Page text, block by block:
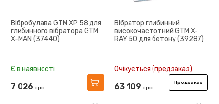
Вібробулава GTM XP 58 для
глибинного вібратора GTM
X-MAN (37440)
Є в наявності
7 026 грн
Вібратор глибинний
високочастотний GTM X-
RAY 50 для бетону (39287)
Очікується (предзаказ)
63 109 грн
Предзаказ